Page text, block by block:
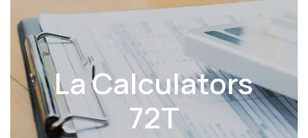
La Calculators
72T